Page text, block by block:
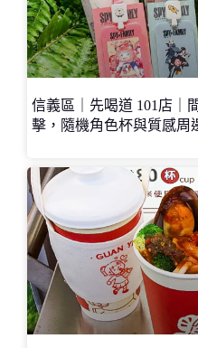
信義區｜先喝道 101店｜
擊，隨機角色杯與質感周